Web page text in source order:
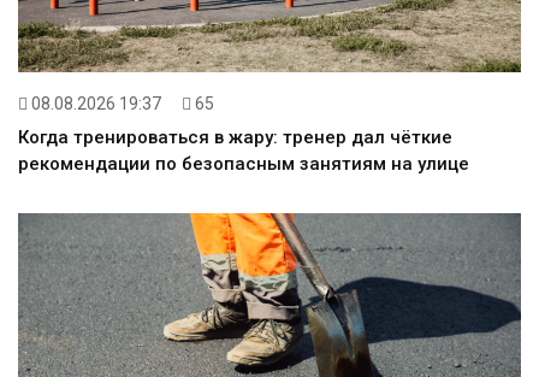
08.08.2026 19:37 65
Когда тренироваться в жару: тренер дал чёткие
рекомендации по безопасным занятиям на улице